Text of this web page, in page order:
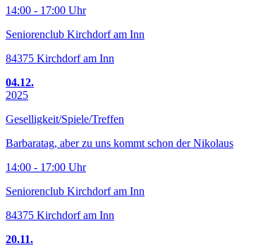
14:00 - 17:00 Uhr
Seniorenclub Kirchdorf am Inn
84375 Kirchdorf am Inn
04.12.
2025
Geselligkeit/Spiele/Treffen
Barbaratag, aber zu uns kommt schon der Nikolaus
14:00 - 17:00 Uhr
Seniorenclub Kirchdorf am Inn
84375 Kirchdorf am Inn
20.11.